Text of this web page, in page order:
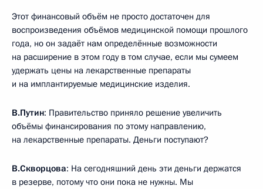
Этот финансовый объём не просто достаточен для
воспроизведения объёмов медицинской помощи прошлого
года, но он задаёт нам определённые возможности
на расширение в этом году в том случае, если мы сумеем
удержать цены на лекарственные препараты
и на имплантируемые медицинские изделия.
В.Путин: Правительство приняло решение увеличить
объёмы финансирования по этому направлению,
на лекарственные препараты. Деньги поступают?
В.Скворцова: На сегодняшний день эти деньги держатся
в резерве, потому что они пока не нужны. Мы